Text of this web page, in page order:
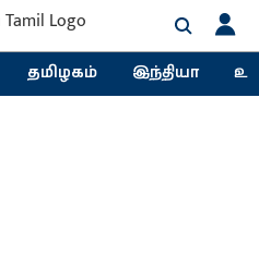
தமிழகம் இந்தியா